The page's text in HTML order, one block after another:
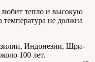
любит тепло и высокую
температура не должна
Индонезии, Шри-
100 лет.